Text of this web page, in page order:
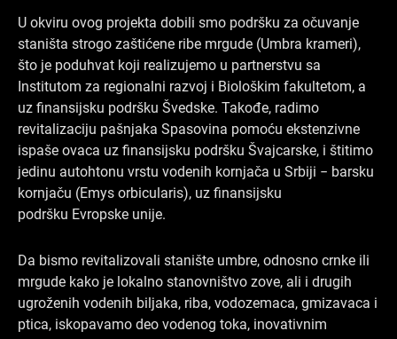
U okviru ovog projekta dobili smo podršku za očuvanje
staništa strogo zaštićene ribe mrgude (Umbra krameri),
što je poduhvat koji realizujemo u partnerstvu sa
Institutom za regionalni razvoj i Biološkim fakultetom, a
uz finansijsku podršku Švedske. Takođe, radimo
revitalizaciju pašnjaka Spasovina pomoću ekstenzivne
ispaše ovaca uz finansijsku podršku Švajcarske, i štitimo
jedinu autohtonu vrstu vodenih kornjača u Srbiji − barsku
kornjaču (Emys orbicularis), uz finansijsku
podršku Evropske unije.
Da bismo revitalizovali stanište umbre, odnosno crnke ili
mrgude kako je lokalno stanovništvo zove, ali i drugih
ugroženih vodenih biljaka, riba, vodozemaca, gmizavaca i
ptica, iskopavamo deo vodenog toka, inovativnim